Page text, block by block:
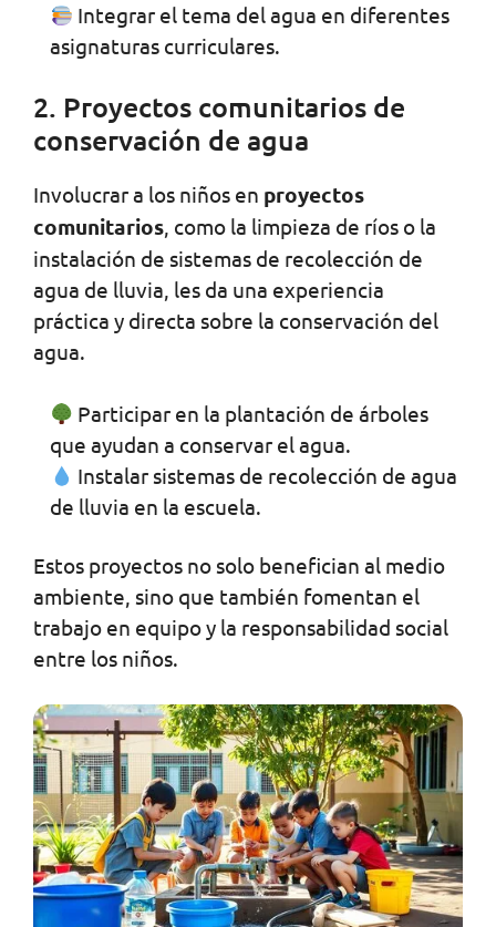
Integrar el tema del agua en diferentes
asignaturas curriculares.
2. Proyectos comunitarios de
conservación de agua
Involucrar a los niños en proyectos
comunitarios, como la limpieza de ríos o la
instalación de sistemas de recolección de
agua de lluvia, les da una experiencia
práctica y directa sobre la conservación del
agua.
Participar en la plantación de árboles
que ayudan a conservar el agua.
Instalar sistemas de recolección de agua
de lluvia en la escuela.
Estos proyectos no solo benefician al medio
ambiente, sino que también fomentan el
trabajo en equipo y la responsabilidad social
entre los niños.